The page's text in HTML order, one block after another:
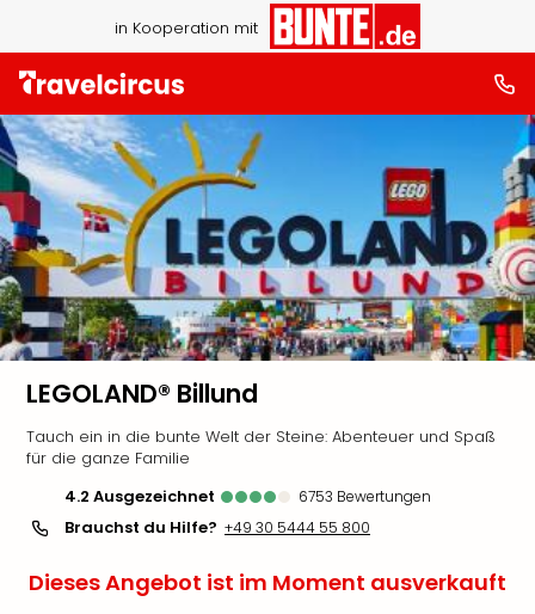
in Kooperation mit
LEGOLAND® Billund
Tauch ein in die bunte Welt der Steine: Abenteuer und Spaß
für die ganze Familie
4.2
ausgezeichnet 6753 Bewertungen
Brauchst du Hilfe? +49 30 5444 55 800
Dieses Angebot ist im Moment ausverkauft